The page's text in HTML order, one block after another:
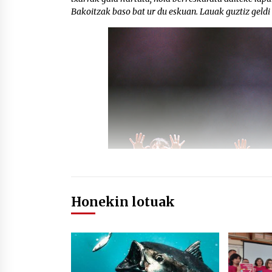
Bakoitzak baso bat ur du eskuan. Lauak guztiz
Honekin lotuak